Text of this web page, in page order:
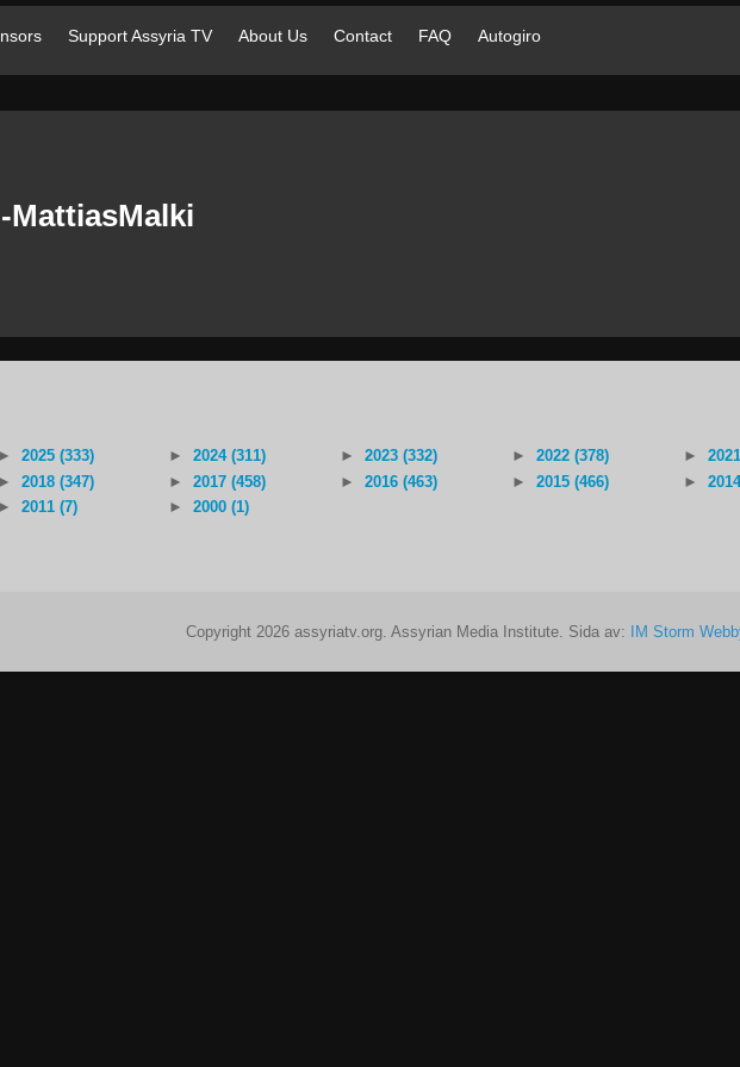
Support Assyria TV About Us Contact FAQ Autogiro
► 2025 (333) ► 2024 (311) ► 2023 (332) ► 2022 (378) ►
► 2018 (347) ► 2017 (458) ► 2016 (463) ► 2015 (466) ►
► 2011 (7) ► 2000 (1)
Copyright 2026 assyriatv.org. Assyrian Media Institute. Sida av: IM Storm